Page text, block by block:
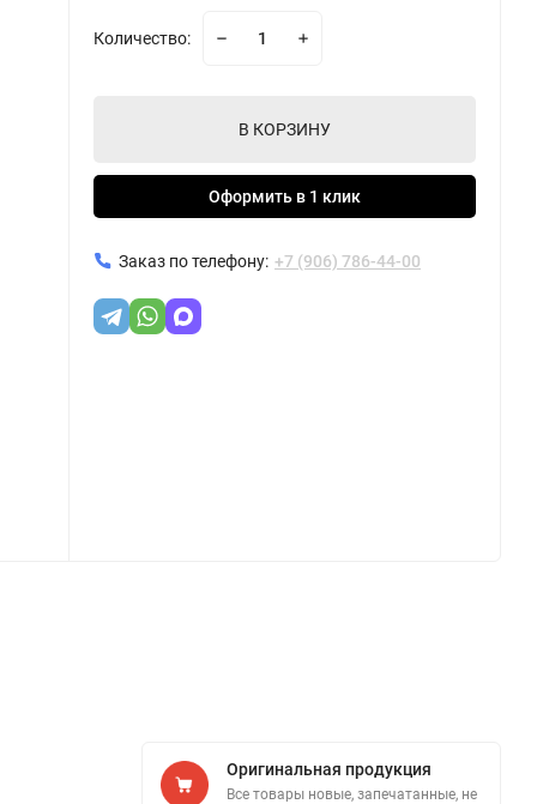
Количество:
В КОРЗИНУ
Оформить в 1 клик
Заказ по телефону: +7 (906) 786-44-00
Оригинальная продукция
Все товары новые, запечатанные, не